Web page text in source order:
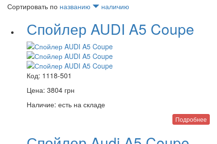
Сортировать по названию наличию
Спойлер AUDI A5 Coupe
Код: 1118-501
Цена: 3804 грн
Наличие: есть на складе
Подробнее